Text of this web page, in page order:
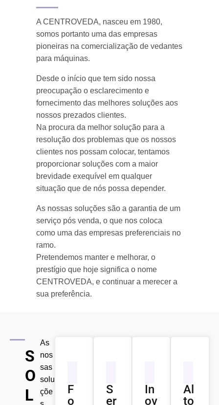
A CENTROVEDA, nasceu em 1980,
somos portanto uma das empresas
pioneiras na comercialização de vedantes
para máquinas.
Desde o início que tem sido nossa
preocupação o esclarecimento e
fornecimento das melhores soluções aos
nossos prezados clientes.
Na procura da melhor solução para a
resolução dos problemas que os nossos
clientes nos possam colocar, tentamos
proporcionar soluções com a maior
brevidade exequível em qualquer
situação que de nós possa depender.
As nossas soluções são a garantia de um
serviço pós venda, o que nos coloca
como uma das empresas preferenciais no
ramo.
Pretendemos manter e melhorar, o
prestígio que hoje significa o nome
CENTROVEDA, e continuar a merecer a
sua preferência.
S
O
L
As
nos
sas
solu
çõe
F
o
S
er
In
ov
Al
to